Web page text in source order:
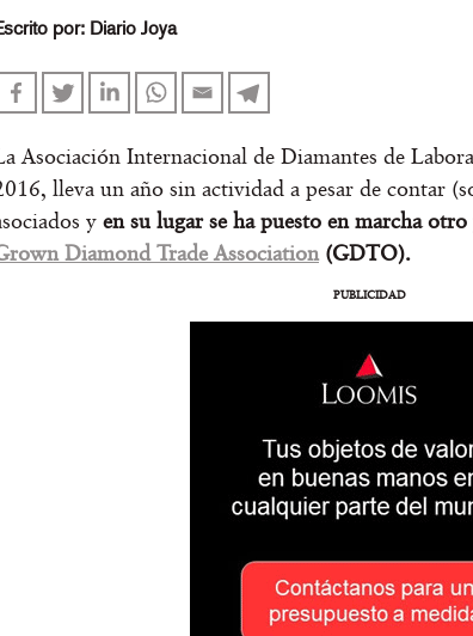
por: Diario Joya
Asociación Internacional de Diamantes de
lleva un año sin actividad a pesar de contar
y en su lugar se ha puesto en marcha
Diamond Trade Association (GDTO).
PUBLICIDAD